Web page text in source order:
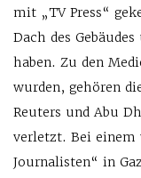
mit „TV Press“
Dach des
haben. Zu den
wurden, gehören
Reuters und Abu
verletzt. Bei einem
Journalisten“ in